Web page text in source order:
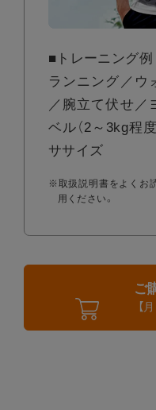
■トレーニング例
ランニング／ウ
／腕立て伏せ／
ベル（2～3kg程
ササイズ
※取扱説明書をよくお
用ください。
ご
【